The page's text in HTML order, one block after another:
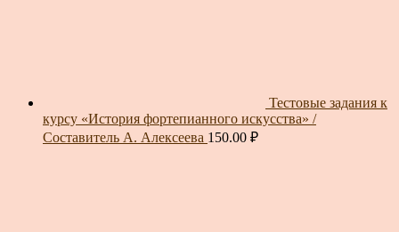
Тестовые задания к
курсу «История фортепианного искусства» /
Составитель А. Алексеева 150.00 ₽